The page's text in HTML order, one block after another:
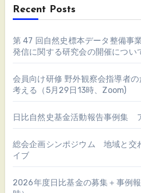
Recent Posts
第 47 回自然史標本データ整備事
発信に関する研究会の開催につい
会員向け研修 野外観察会指導者
考える（5月29日13時、Zoom)
日比自然史基金活動報告事例集
総会企画シンポジウム 地域と交
イブ
2026年度日比基金の募集＋事例